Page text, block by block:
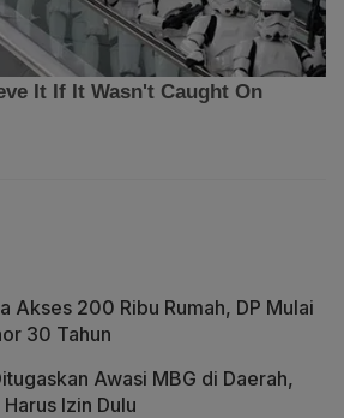
Akses 200 Ribu Rumah, DP Mulai
30 Tahun
Awasi MBG di Daerah,
Izin Dulu